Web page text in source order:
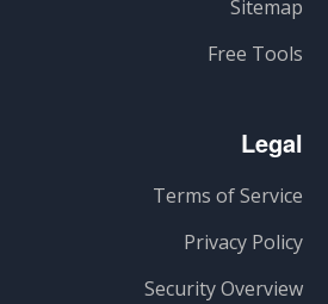
Sitemap
Free Tools
Legal
Terms of Service
Privacy Policy
Security Overview